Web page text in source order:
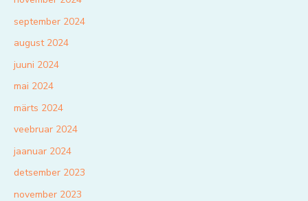
september 2024
august 2024
juuni 2024
mai 2024
märts 2024
veebruar 2024
jaanuar 2024
detsember 2023
november 2023